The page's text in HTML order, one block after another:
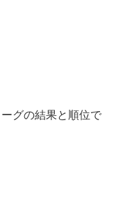
グの結果と順位で